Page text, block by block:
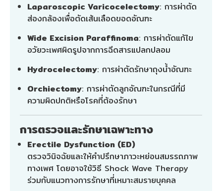
Laparoscopic Varicocelectomy: การผ่าตัด
ส่องกล้องเพื่อตัดเส้นเลือดขอดอัณฑะ
Wide Excision Paraffinoma: การผ่าตัดแก้ไข
อวัยวะเพศผิดรูปจากการฉีดสารแปลกปลอม
Hydrocelectomy: การผ่าตัดรักษาถุงน้ำอัณฑะ
Orchiectomy: การผ่าตัดลูกอัณฑะในกรณีที่มี
ความผิดปกติหรือโรคที่ต้องรักษา
การตรวจและรักษาเฉพาะทาง
Erectile Dysfunction (ED)
ตรวจวินิจฉัยและให้คำปรึกษาภาวะหย่อนสมรรถภาพ
ทางเพศ โดยอาจใช้วิธี Shock Wave Therapy
ร่วมกับแนวทางการรักษาที่เหมาะสมรายบุคคล